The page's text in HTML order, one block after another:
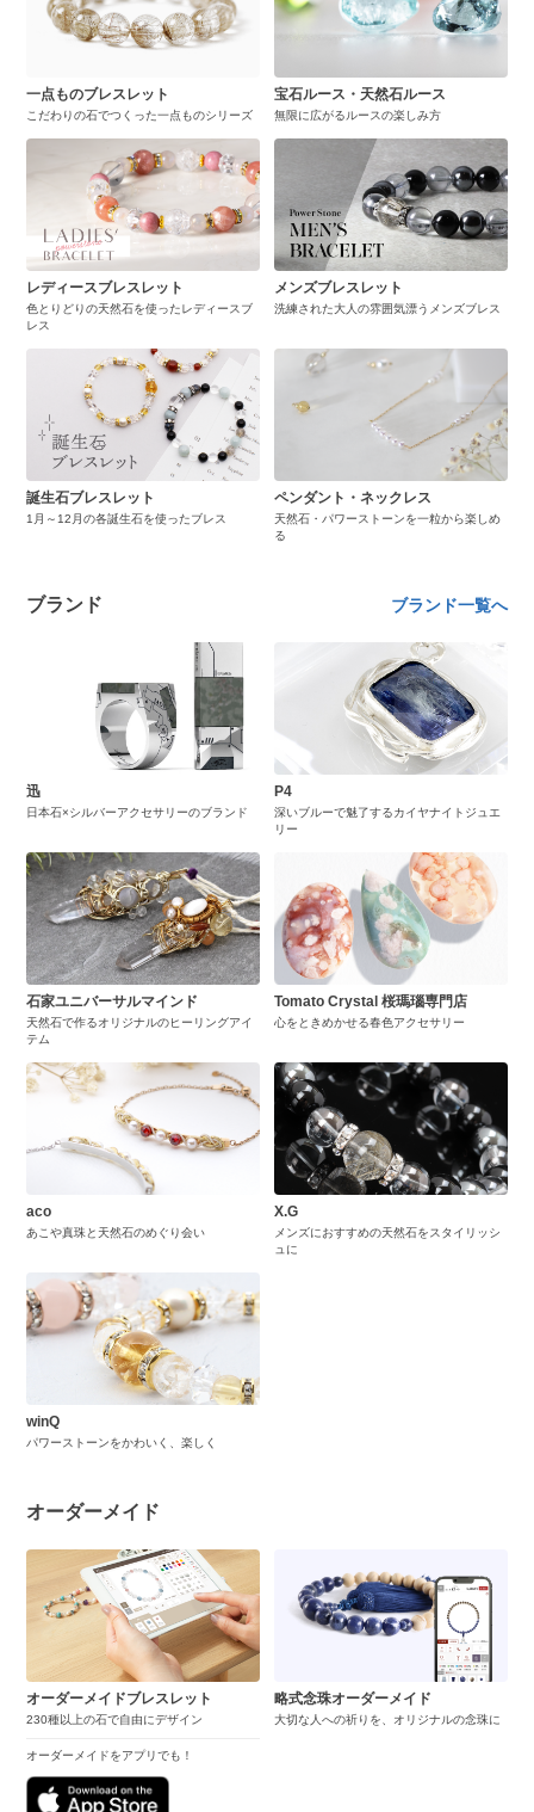
一点ものブレスレット
こだわりの石でつくった一点ものシリーズ
宝石ルース・天然石ルース
無限に広がるルースの楽しみ方
レディースブレスレット
色とりどりの天然石を使ったレディースブ
レス
メンズブレスレット
洗練された大人の雰囲気漂うメンズブレス
誕生石ブレスレット
1月～12月の各誕生石を使ったブレス
ペンダント・ネックレス
天然石・パワーストーンを一粒から楽しめ
る
ブランド ブランド一覧へ
迅
日本石×シルバーアクセサリーのブランド
P4
深いブルーで魅了するカイヤナイトジュエ
リー
石家ユニバーサルマインド
天然石で作るオリジナルのヒーリングアイ
テム
Tomato Crystal 桜瑪瑙専門店
心をときめかせる春色アクセサリー
aco
あこや真珠と天然石のめぐり会い
X.G
メンズにおすすめの天然石をスタイリッシ
ュに
winQ
パワーストーンをかわいく、楽しく
オーダーメイド
オーダーメイドブレスレット
230種以上の石で自由にデザイン
オーダーメイドをアプリでも！
略式念珠オーダーメイド
大切な人への祈りを、オリジナルの念珠に